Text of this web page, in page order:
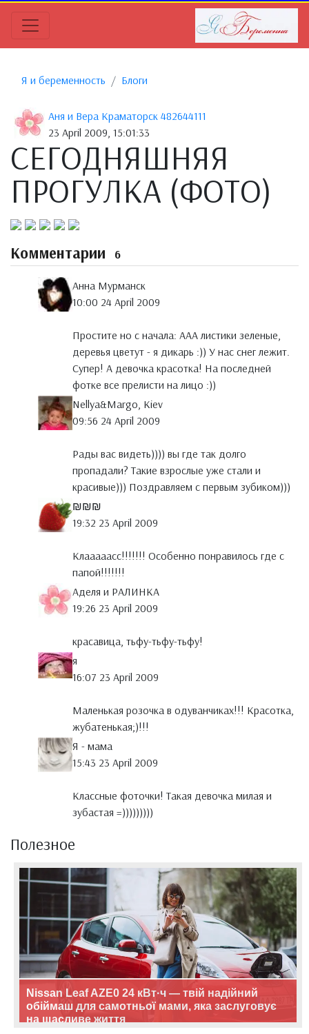
Я и беременность Блоги
Аня и Вера Краматорск 482644111
23 April 2009, 15:01:33
СЕГОДНЯШНЯЯ
ПРОГУЛКА (ФОТО)
Комментарии 6
Анна Мурманск
10:00 24 April 2009
Простите но с начала: ААА листики зеленые,
деревья цветут - я дикарь :)) У нас снег лежит.
Супер! А девочка красотка! На последней
фотке все прелисти на лицо :))
Nellya&Margo, Kiev
09:56 24 April 2009
Рады вас видеть)))) вы где так долго
пропадали? Такие взрослые уже стали и
красивые))) Поздравляем с первым зубиком)))
₪₪₪
19:32 23 April 2009
Клааааасс!!!!!!! Особенно понравилось где с
папой!!!!!!!
Аделя и РАЛИНКА
19:26 23 April 2009
красавица, тьфу-тьфу-тьфу!
я
16:07 23 April 2009
Маленькая розочка в одуванчиках!!! Красотка,
жубатенькая;)!!!
Я - мама
15:43 23 April 2009
Классные фоточки! Такая девочка милая и
зубастая =)))))))))
Полезное
Nissan Leaf AZE0 24 кВт·ч — твій надійний
обіймаш для самотньої мами, яка заслуговує
на щасливе життя